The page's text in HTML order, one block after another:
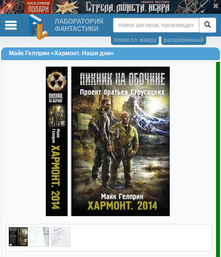
ЛАБОРАТОРИЯ
ФАНТАСТИКИ
расширенный
поиск по жанру
Майк Гелприн «Хармонт. Наши дни»